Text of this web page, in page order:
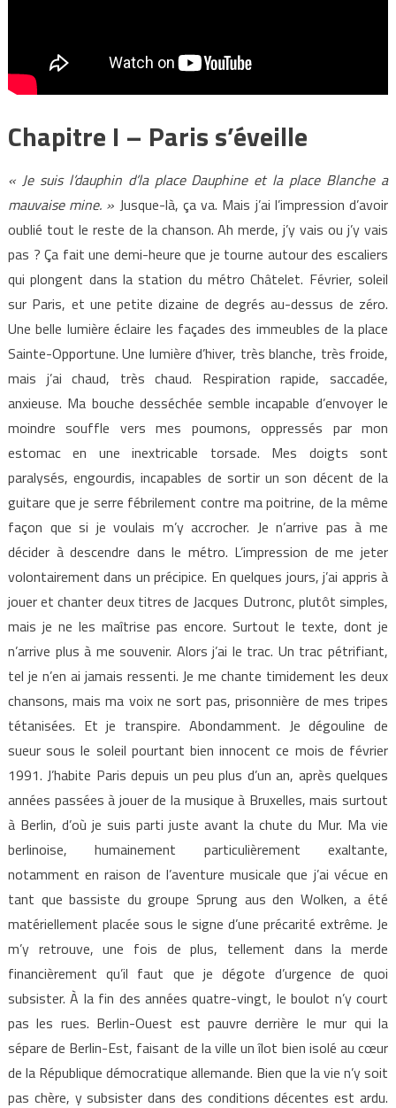
Chapitre I – Paris s’éveille
« Je suis l’dauphin d’la place Dauphine et la place Blanche a
mauvaise mine. » Jusque-là, ça va. Mais j’ai l’impression d’avoir
oublié tout le reste de la chanson. Ah merde, j’y vais ou j’y vais
pas ? Ça fait une demi-heure que je tourne autour des escaliers
qui plongent dans la station du métro Châtelet. Février, soleil
sur Paris, et une petite dizaine de degrés au-dessus de zéro.
Une belle lumière éclaire les façades des immeubles de la place
Sainte-Opportune. Une lumière d’hiver, très blanche, très froide,
mais j’ai chaud, très chaud. Respiration rapide, saccadée,
anxieuse. Ma bouche desséchée semble incapable d’envoyer le
moindre souffle vers mes poumons, oppressés par mon
estomac en une inextricable torsade. Mes doigts sont
paralysés, engourdis, incapables de sortir un son décent de la
guitare que je serre fébrilement contre ma poitrine, de la même
façon que si je voulais m’y accrocher. Je n’arrive pas à me
décider à descendre dans le métro. L’impression de me jeter
volontairement dans un précipice. En quelques jours, j’ai appris à
jouer et chanter deux titres de Jacques Dutronc, plutôt simples,
mais je ne les maîtrise pas encore. Surtout le texte, dont je
n’arrive plus à me souvenir. Alors j’ai le trac. Un trac pétrifiant,
tel je n’en ai jamais ressenti. Je me chante timidement les deux
chansons, mais ma voix ne sort pas, prisonnière de mes tripes
tétanisées. Et je transpire. Abondamment. Je dégouline de
sueur sous le soleil pourtant bien innocent ce mois de février
1991. J’habite Paris depuis un peu plus d’un an, après quelques
années passées à jouer de la musique à Bruxelles, mais surtout
à Berlin, d’où je suis parti juste avant la chute du Mur. Ma vie
berlinoise, humainement particulièrement exaltante,
notamment en raison de l’aventure musicale que j’ai vécue en
tant que bassiste du groupe Sprung aus den Wolken, a été
matériellement placée sous le signe d’une précarité extrême. Je
m’y retrouve, une fois de plus, tellement dans la merde
financièrement qu’il faut que je dégote d’urgence de quoi
subsister. À la fin des années quatre-vingt, le boulot n’y court
pas les rues. Berlin-Ouest est pauvre derrière le mur qui la
sépare de Berlin-Est, faisant de la ville un îlot bien isolé au cœur
de la République démocratique allemande. Bien que la vie n’y soit
pas chère, y subsister dans des conditions décentes est ardu.